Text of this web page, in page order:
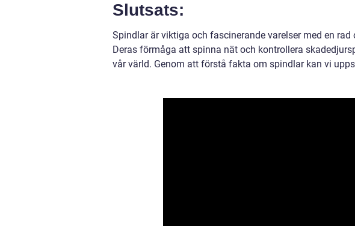
Slutsats:
Spindlar är viktiga och fascinerande varelser med en
Deras förmåga att spinna nät och kontrollera
vår värld. Genom att förstå fakta om spindlar kan vi